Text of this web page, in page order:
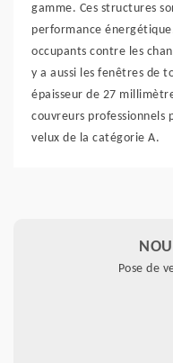
gamme. Ces structures
performance
occupants contre les
y a aussi les fenêtres de
épaisseur de 27
couvreurs professionnels
velux de la catégorie A.
Pose de